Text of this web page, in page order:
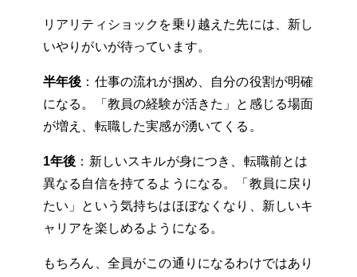
リアリティショックを乗り越えた先には、新し
いやりがいが待っています。
半年後 ：仕事の流れが掴め、自分の役割が明確
になる。「教員の経験が活きた」と感じる場面
が増え、転職した実感が湧いてくる。
1年後 ：新しいスキルが身につき、転職前とは
異なる自信を持てるようになる。「教員に戻り
たい」という気持ちはほぼなくなり、新しいキ
ャリアを楽しめるようになる。
もちろん、全員がこの通りになるわけではあり